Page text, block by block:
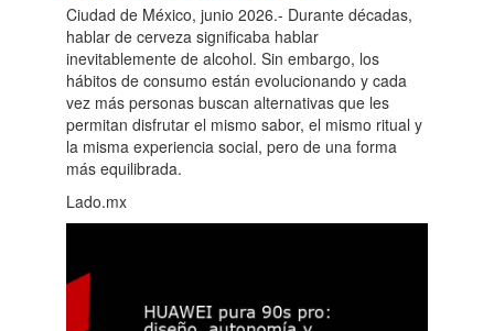
Ciudad de México, junio 2026.- Durante décadas,
hablar de cerveza significaba hablar
inevitablemente de alcohol. Sin embargo, los
hábitos de consumo están evolucionando y cada
vez más personas buscan alternativas que les
permitan disfrutar el mismo sabor, el mismo ritual y
la misma experiencia social, pero de una forma
más equilibrada.
Lado.mx